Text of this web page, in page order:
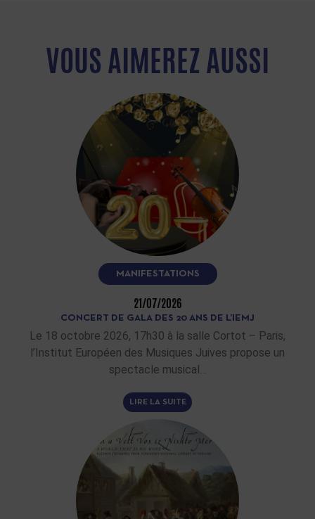
VOUS AIMEREZ AUSSI
MANIFESTATIONS
21/07/2026
CONCERT DE GALA DES 20 ANS DE L’IEMJ
Le 18 octobre 2026, 17h30 à la salle Cortot – Paris,
l’Institut Européen des Musiques Juives propose un
spectacle musical…
LIRE LA SUITE